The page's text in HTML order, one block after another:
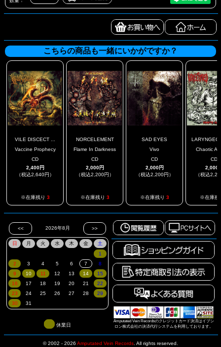
こちらの商品も一緒にいかがですか？
VILE DISCECT ...
Vaccine Prophecy
CD
2,400円
（税込2,640円）
※在庫残り 3
NORCELEMENT
Flame In Darkness
CD
2,000円
（税込2,200円）
※在庫残り 3
SAD EYES
Vivo
CD
2,000円
（税込2,200円）
※在庫残り 3
Chaotic
CD
2,000
（税込
※在庫残
Amputated Vein Recordsのクレジットカード決済はイプシ
ロン株式会社の決済代行システムを利用しております。
休業日
© 2002 - 2026 Amputated Vein Records All rights reserved.